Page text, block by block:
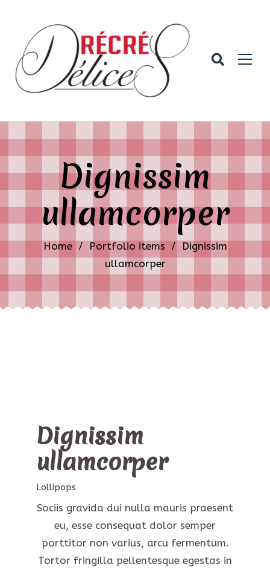
Dignissim
ullamcorper
Home / Portfolio items /
Dignissim
ullamcorper
Dignissim
ullamcorper
Lollipops
Sociis gravida dui nulla mauris praesent
eu, esse consequat dolor semper
porttitor non varius, arcu fermentum.
Tortor fringilla pellentesque egestas in